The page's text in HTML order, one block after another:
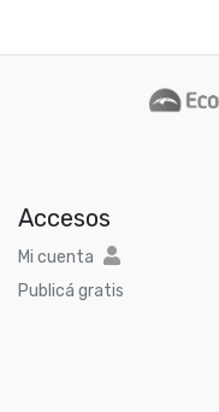
Accesos
Mi cuenta
Publicá gratis